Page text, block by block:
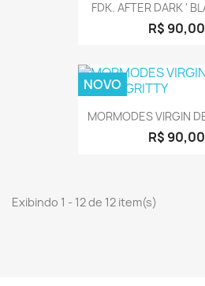
FDK. AFTER DARK '
R$ 90,00
MORMODES VIRGIN
R$ 90,00
NOVO
Exibindo 1 - 12 de 12 item(s)